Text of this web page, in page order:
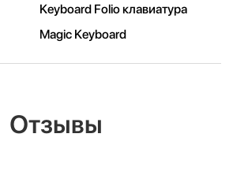
Keyboard Folio клавиатура
Magic Keyboard
Отзывы